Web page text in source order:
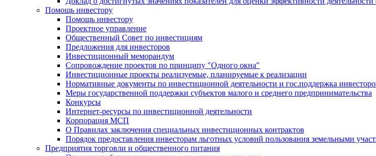
Помощь инвестору
Помощь инвестору
Проектное управление
Общественный Совет по инвестициям
Предложения для инвесторов
Инвестиционный меморандум
Сопровождение проектов по принципу "Oдного окна"
Инвестиционные проекты реализуемые, планируемые к реализации
Нормативные документы по инвестиционной деятельности и гос.поддержка
Меры государственной поддержки субъектов малого и среднего предпринимательства
Конкурсы
Интернет-ресурсы по инвестиционной деятельности
Корпорация МСП
О Правилах заключения специальных инвестиционных контрактов
Порядок предоставления инвесторам льготных условий пользования земельными
Предприятия торговли и общественного питания